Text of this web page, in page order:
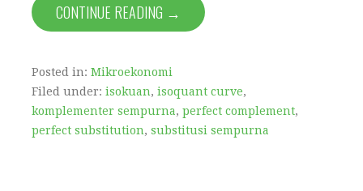
CONTINUE READING →
Posted in: Mikroekonomi
Filed under: isokuan, isoquant curve,
komplementer sempurna, perfect complement,
perfect substitution, substitusi sempurna